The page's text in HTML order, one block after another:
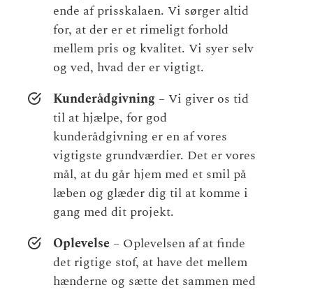
ende af prisskalaen. Vi sørger altid
for, at der er et rimeligt forhold
mellem pris og kvalitet. Vi syer selv
og ved, hvad der er vigtigt.
Kunderådgivning – Vi giver os tid
til at hjælpe, for god
kunderådgivning er en af vores
vigtigste grundværdier. Det er vores
mål, at du går hjem med et smil på
læben og glæder dig til at komme i
gang med dit projekt.
Oplevelse – Oplevelsen af at finde
det rigtige stof, at have det mellem
hænderne og sætte det sammen med